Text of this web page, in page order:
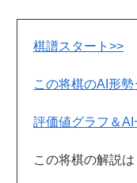
棋譜スタート>>
この将棋のAI形
評価値グラフ＆AI
この将棋の解説は